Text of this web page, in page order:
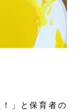
」と保育者の